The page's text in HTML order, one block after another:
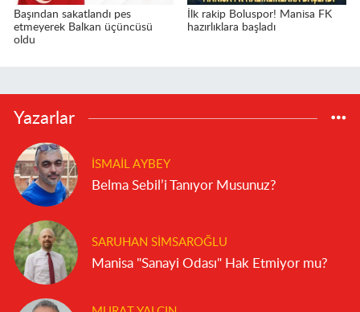
Başından sakatlandı pes
etmeyerek Balkan üçüncüsü
oldu
İlk rakip Boluspor! Manisa FK
hazırlıklara başladı
Yazarlar
İSMAIL AYBEY
Belma Sebil’i Tanıyor Musunuz?
SARUHAN SIMSAROĞLU
Manisa "Sanayi Odası" Hak Etmiyor mu?